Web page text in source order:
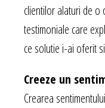
clientilor alaturi de o
testimoniale care
ce solutie i-ai oferit
Creeze un
Crearea